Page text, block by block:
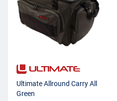
Ultimate Allround Carry All
Green